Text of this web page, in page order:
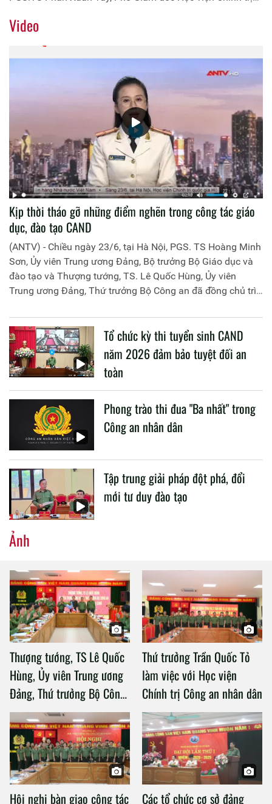
sở giáo dục đại học tại Học viện Chính trị Công an nhân
Video
Kịp thời tháo gỡ những điểm nghẽn trong công tác giáo
dục, đào tạo CAND
(ANTV) - Chiều ngày 23/6, tại Hà Nội, PGS. TS Hoàng Minh
Sơn, Ủy viên Trung ương Đảng, Bộ trưởng Bộ Giáo dục và
đào tạo và Thượng tướng, TS. Lê Quốc Hùng, Ủy viên
Trung ương Đảng, Thứ trưởng Bộ Công an đã đồng chủ trì
liên quan đến công tác giáo dục và đào tạo của lực lượng
CAND.
Tổ chức kỳ thi tuyển sinh CAND
năm 2026 đảm bảo tuyệt đối an
toàn
Phong trào thi đua "Ba nhất" trong
Công an nhân dân
Tập trung giải pháp đột phá, đổi
mới tư duy đào tạo
Ảnh
Thượng tướng, TS Lê Quốc
Hùng, Ủy viên Trung ương
Đảng, Thứ trưởng Bộ Công
an làm việc với Học viện
Chính trị Công an nhân dân
Thứ trưởng Trần Quốc Tỏ
làm việc với Học viện
Chính trị Công an nhân dân
Hội nghị bàn giao công tác
Các tổ chức cơ sở đảng